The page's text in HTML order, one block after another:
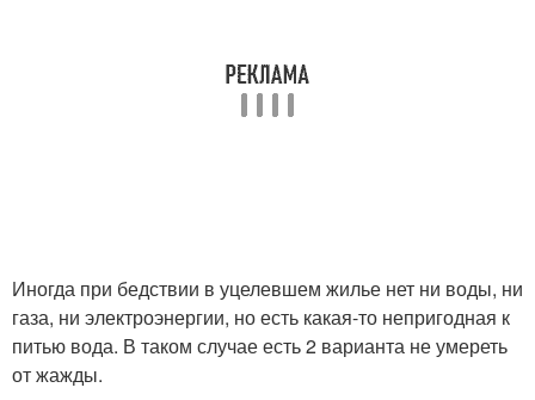
Иногда при бедствии в уцелевшем жилье нет ни воды, ни
газа, ни электроэнергии, но есть какая-то непригодная к
питью вода. В таком случае есть 2 варианта не умереть
от жажды.